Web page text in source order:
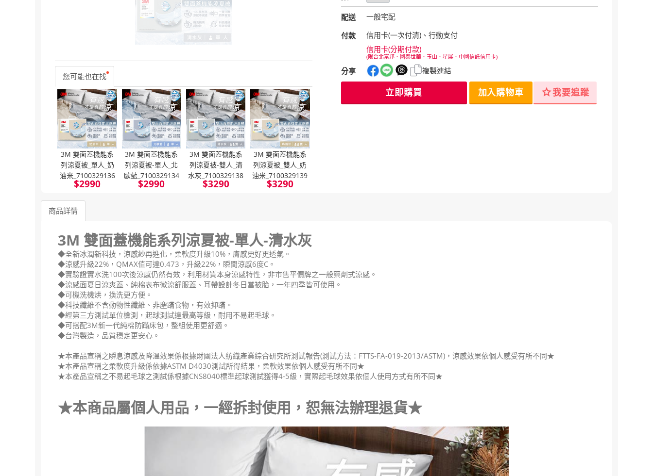
您可能也在找
3M 雙面蓋機能系
列涼夏被_單人_奶
油米_7100329136
$2990
3M 雙面蓋機能系
列涼夏被-單人_北
歐藍_7100329134
$2990
3M 雙面蓋機能系
列涼夏被-雙人_清
水灰_7100329138
$3290
3M 雙面蓋機能系
列涼夏被_雙人_奶
油米_7100329139
$3290
配送
一般宅配
付款
信用卡(一次付清)、行動支付
信用卡(分期付款)
(限台北富邦、國泰世華、玉山、星展、中國信託信用卡)
分享 複製連結
立即購買 加入購物車 star我要追蹤
商品詳情
3M 雙面蓋機能系列涼夏被-單人-清水灰
◆全新冰潤新科技，涼感紗再進化，柔軟度升級10%，膚感更好更透氣。
◆涼感升級22%，QMAX值可達0.473，升級22%，瞬間涼感6度C。
◆實驗證實水洗100次後涼感仍然有效，利用材質本身涼感特性，非市售平價牌之一般藥劑式涼感。
◆涼感面夏日涼爽蓋、純棉表布微涼舒服蓋、耳帶設計冬日當被胎，一年四季皆可使用。
◆可機洗機烘，換洗更方便。
◆科技纖維不含動物性纖維、非塵蹣食物，有效抑蹣。
◆經第三方測試單位檢測，起球測試達最高等級，耐用不易起毛球。
◆可搭配3M新一代純棉防蹣床包，整組使用更舒適。
◆台灣製造，品質穩定更安心。
★本產品宣稱之瞬息涼感及降溫效果係根據財團法人紡織產業綜合研究所測試報告(測試方法：FTTS-FA-019-2013/ASTM)，涼感效果依個人感受有所不同★
★本產品宣稱之柔軟度升級係依據ASTM D4030測試所得結果，柔軟效果依個人感受有所不同★
★本產品宣稱之不易起毛球之測試係根據CNS8040標準起球測試獲得4-5級，實際起毛球效果依個人使用方式有所不同★
★本商品屬個人用品，一經拆封使用，恕無法辦理退貨★